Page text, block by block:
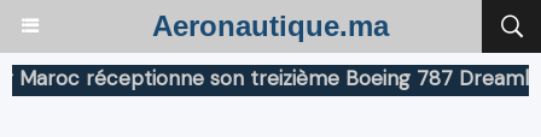
Aeronautique.ma
réceptionne son treizième Boeing 787 Dreamliner